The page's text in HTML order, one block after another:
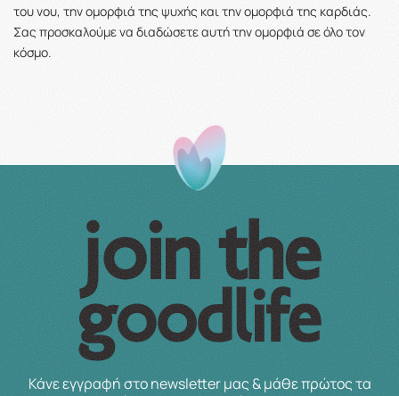
του νου, την ομορφιά της ψυχής και την ομορφιά της καρδιάς.
Σας προσκαλούμε να διαδώσετε αυτή την ομορφιά σε όλο τον
κόσμο.
Κάνε εγγραφή στο newsletter μας & μάθε πρώτος τα